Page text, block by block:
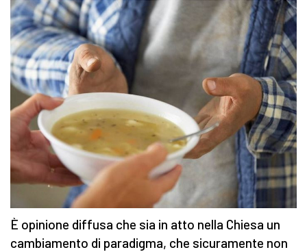
È opinione diffusa che sia in atto nella Chiesa un
cambiamento di paradigma, che sicuramente non